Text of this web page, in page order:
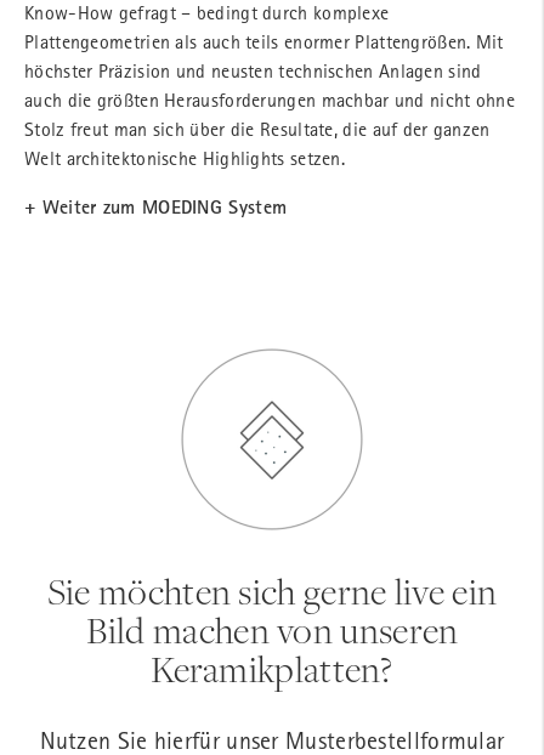
Know-How gefragt – bedingt durch komplexe
Plattengeometrien als auch teils enormer Plattengrößen. Mit
höchster Präzision und neusten technischen Anlagen sind
auch die größten Herausforderungen machbar und nicht ohne
Stolz freut man sich über die Resultate, die auf der ganzen
Welt architektonische Highlights setzen.
+ Weiter zum MOEDING System
Sie möchten sich gerne live ein
Bild machen von unseren
Keramikplatten?
Nutzen Sie hierfür unser Musterbestellformular